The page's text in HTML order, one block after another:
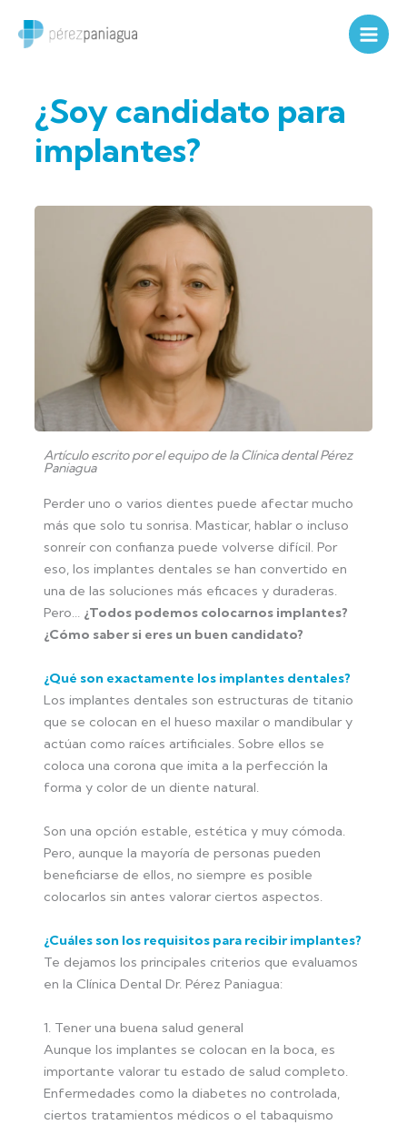
contenido
¿Soy candidato para
implantes?
Artículo escrito por el equipo de la Clínica dental Pérez
Paniagua
Perder uno o varios dientes puede afectar mucho
más que solo tu sonrisa. Masticar, hablar o incluso
sonreír con confianza puede volverse difícil. Por
eso, los implantes dentales se han convertido en
una de las soluciones más eficaces y duraderas.
Pero… ¿Todos podemos colocarnos implantes?
¿Cómo saber si eres un buen candidato?
¿Qué son exactamente los implantes dentales?
Los implantes dentales son estructuras de titanio
que se colocan en el hueso maxilar o mandibular y
actúan como raíces artificiales. Sobre ellos se
coloca una corona que imita a la perfección la
forma y color de un diente natural.
Son una opción estable, estética y muy cómoda.
Pero, aunque la mayoría de personas pueden
beneficiarse de ellos, no siempre es posible
colocarlos sin antes valorar ciertos aspectos.
¿Cuáles son los requisitos para recibir implantes?
Te dejamos los principales criterios que evaluamos
en la Clínica Dental Dr. Pérez Paniagua:
1. Tener una buena salud general
Aunque los implantes se colocan en la boca, es
importante valorar tu estado de salud completo.
Enfermedades como la diabetes no controlada,
ciertos tratamientos médicos o el tabaquismo